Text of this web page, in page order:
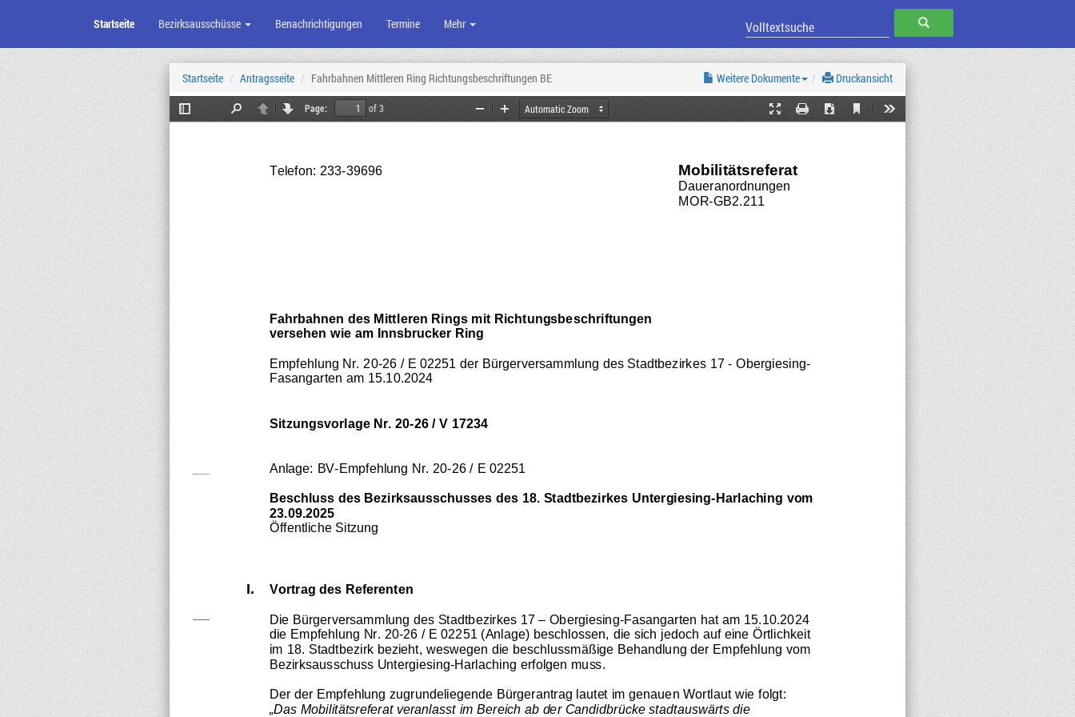
Zum
Seiteninhalt
SUCHEN
Startseite Bezirksausschüsse Benachrichtigungen Termine Mehr
Startseite Antragsseite Fahrbahnen Mittleren Ring Richtungsbeschriftungen BE Druckansicht
Weitere Dokumente
Toggle
Find PreviousNext
Page:
of 3
Presentation
Print Download
Current
Tools
Zoom Zoom
Telefon: 233-39696 Mobilitätsreferat
Daueranordnungen
MOR-GB2.211
Fahrbahnen des Mittleren Rings mit Richtungsbeschriftungen
versehen wie am Innsbrucker Ring
Empfehlung Nr . 20-26 / E 02251 der Bürgerversammlung des Stadtbezirkes 17 - Obergiesing-
Fasangarten am 15.10.2024
Sitzungsvorlage Nr. 20-26 / V 17234
Anlage: BV-Empfehlung Nr . 20-26 / E 02251
Beschluss des Bezirksausschusses des 18. Stadtbezirkes Untergiesing-Harlaching vom
23.09.2025
Öffentliche Sitzung
I. Vortrag des Referenten
Die Bürgerversammlung des Stadtbezirkes 17 – Obergiesing-Fasangarten hat am 15.10.2024
die Empfehlung Nr. 20-26 / E 02251 (Anlage) beschlossen , die sich jedoch auf eine Örtlichkeit
im 18. Stadtbezirk bezieht , weswegen die beschlussmäßige Behandlung der Empfehlung vom
Bezirksausschuss Untergiesing-Harlaching erfolgen muss.
Der der Empfehlung zugrundeliegende Bürgerantrag lautet im genauen Wortlaut wie folgt:
„Das Mobilitätsreferat veranlasst im Bereich ab der Candidbrücke stadtauswärts die